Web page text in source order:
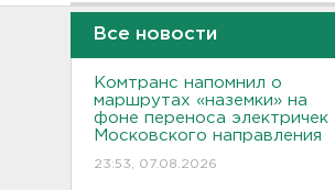
Все новости
Комтранс напомнил о
маршрутах «наземки» на
фоне переноса электричек
Московского направления
23:53, 07.08.2026